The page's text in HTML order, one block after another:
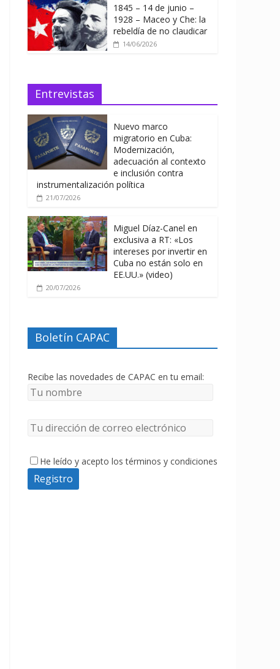
1845 – 14 de junio –
1928 – Maceo y Che: la
rebeldía de no claudicar
14/06/2026
Entrevistas
Nuevo marco
migratorio en Cuba:
Modernización,
adecuación al contexto
e inclusión contra
instrumentalización política
21/07/2026
Miguel Díaz-Canel en
exclusiva a RT: «Los
intereses por invertir en
Cuba no están solo en
EE.UU.» (video)
20/07/2026
Boletín CAPAC
Recibe las novedades de CAPAC en tu email:
He leído y acepto los términos y condiciones